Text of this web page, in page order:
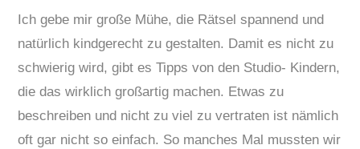
Ich gebe mir große Mühe, die Rätsel spannend und
natürlich kindgerecht zu gestalten. Damit es nicht zu
schwierig wird, gibt es Tipps von den Studio- Kindern,
die das wirklich großartig machen. Etwas zu
beschreiben und nicht zu viel zu vertraten ist nämlich
oft gar nicht so einfach. So manches Mal mussten wir